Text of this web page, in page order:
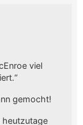
viel
gemocht!
heutzutage